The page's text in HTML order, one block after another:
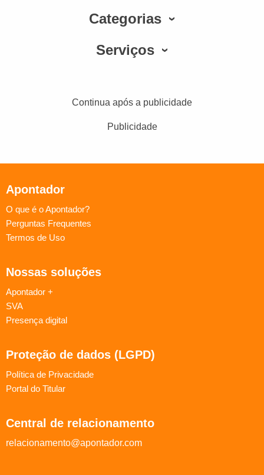
Categorias
Serviços
Continua após a publicidade
Publicidade
Apontador
O que é o Apontador?
Perguntas Frequentes
Termos de Uso
Nossas soluções
Apontador +
SVA
Presença digital
Proteção de dados (LGPD)
Política de Privacidade
Portal do Titular
Central de relacionamento
relacionamento@apontador.com